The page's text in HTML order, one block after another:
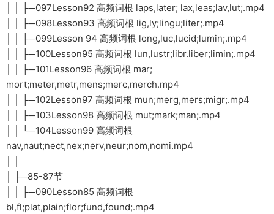
│ │ ├─097Lesson92 高频词根 laps,later; lax,leas;lav,lut;.mp4
│ │ ├─098Lesson93 高频词根 lig,ly;lingu;liter;.mp4
│ │ ├─099Lesson 94 高频词根 long,luc,lucid;lumin;.mp4
│ │ ├─100Lesson95 高频词根 lun,lustr;libr.liber;limin;.mp4
│ │ ├─101Lesson96 高频词根 mar;
mort;meter,metr,mens;merc,merch.mp4
│ │ ├─102Lesson97 高频词根 mun;merg,mers;migr;.mp4
│ │ ├─103Lesson98 高频词根 mut;mark;man;.mp4
│ │ └─104Lesson99 高频词根
nav,naut;nect,nex;nerv,neur;nom,nomi.mp4
│ ├─85-87节
│ │ ├─090Lesson85 高频词根
bl,fl;plat,plain;flor;fund,found;.mp4